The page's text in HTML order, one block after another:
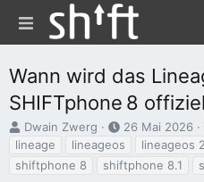
Wann wird das
SHIFTphone 8
E
r
t
Dwain Zwerg
E
r
s
t
26 Mai 2026
lineage lineageos lineageos
shiftphone 8
shiftphone 8.1